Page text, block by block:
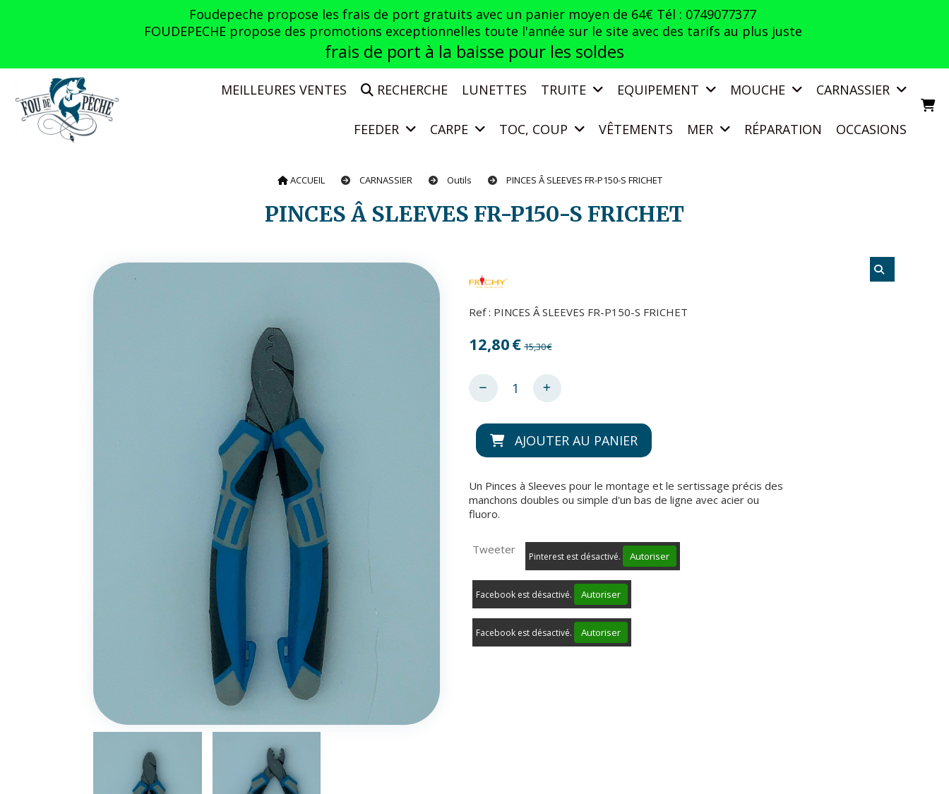
Foudepeche propose les frais de port gratuits avec un panier moyen de 64€ Tél : 0749077377
FOUDEPECHE propose des promotions exceptionnelles toute l'année sur le site avec des tarifs au plus juste
frais de port à la baisse pour les soldes
MEILLEURES VENTES RECHERCHE LUNETTES TRUITE EQUIPEMENT MOUCHE CARNASSIER
FEEDER CARPE TOC, COUP VÊTEMENTS MER RÉPARATION OCCASIONS
ACCUEIL CARNASSIER Outils PINCES Â SLEEVES FR-P150-S FRICHET
PINCES Â SLEEVES FR-P150-S FRICHET
Ref : PINCES Â SLEEVES FR-P150-S FRICHET
12,80€ 15,30€
AJOUTER AU PANIER
Un Pinces à Sleeves pour le montage et le sertissage précis des
manchons doubles ou simple d'un bas de ligne avec acier ou
fluoro.
Tweeter
Pinterest est désactivé. Autoriser
Facebook est désactivé. Autoriser
Facebook est désactivé. Autoriser